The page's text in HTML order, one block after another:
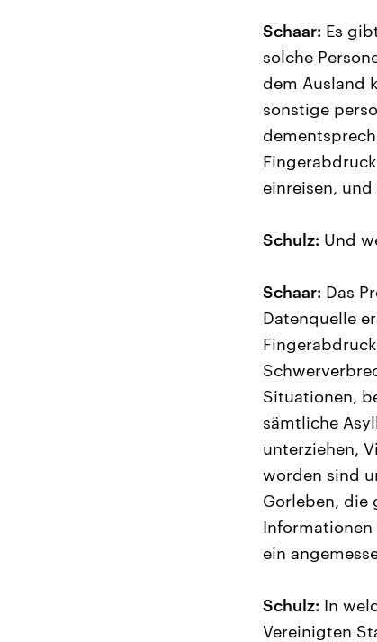
Schaar: Es
solche
dem Ausland
sonstige
einreisen,
Schulz: Und
Schaar: Das
Datenquelle
Situationen,
sämtliche
unterziehen,
worden sind
Gorleben, die
Informationen
ein
Schulz: In
Vereinigten